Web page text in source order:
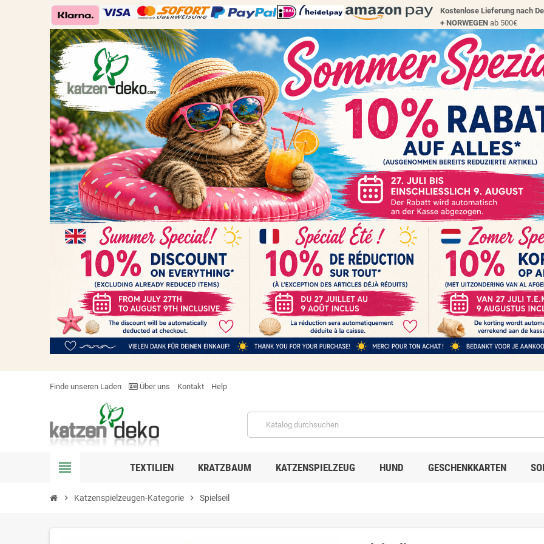
Kostenlose Lieferung nach
+ NORWEGEN ab 500€
Finde unseren Laden Über uns Kontakt Help
view_headline TEXTILIEN KRATZBAUM KATZENSPIELZEUG HUND GESCHENKKARTEN
chevron_right Katzenspielzeugen-Kategorie chevron_right Spielseil